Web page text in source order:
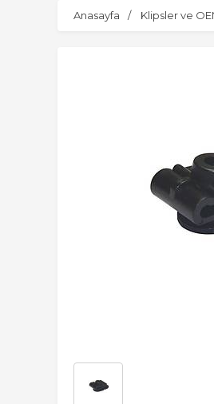
Anasayfa Klipsler ve